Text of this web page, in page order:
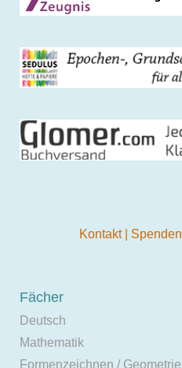
Kontakt Spenden
Fächer
Deutsch
Mathematik
Formenzeichnen / Geometrie